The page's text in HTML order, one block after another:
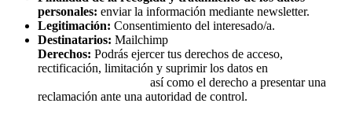
personales: enviar la información mediante newsletter.
Legitimación: Consentimiento del interesado/a.
Destinatarios: Mailchimp
Derechos: Podrás ejercer tus derechos de acceso,
rectificación, limitación y suprimir los datos en
así como el derecho a presentar una
reclamación ante una autoridad de control.